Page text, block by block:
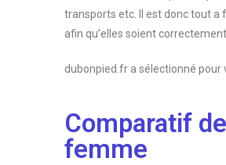
transports etc. Il est donc tout a
afin qu’elles soient
dubonpied.fr a sélectionné pour
Comparatif
femme